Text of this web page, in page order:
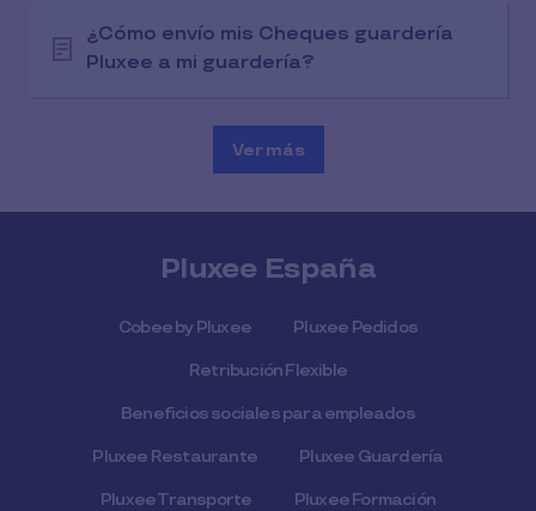
¿Cómo envío mis Cheques guardería
Pluxee a mi guardería?
Ver más
Pluxee España
Cobee by Pluxee Pluxee Pedidos
Retribución Flexible
Beneficios sociales para empleados
Pluxee Restaurante Pluxee Guardería
Pluxee Transporte Pluxee Formación